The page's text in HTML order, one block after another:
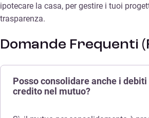
ipotecare la casa, per gestire i tuoi
trasparenza.
Domande Frequenti
Posso consolidare anche i
credito nel mutuo?